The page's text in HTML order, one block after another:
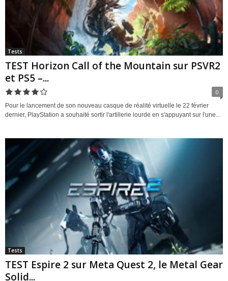
Tests
TEST Horizon Call of the Mountain sur PSVR2
et PS5 –...
0
Pour le lancement de son nouveau casque de réalité virtuelle le 22 février
dernier, PlayStation a souhaité sortir l'artillerie lourde en s'appuyant sur l'une...
Tests
TEST Espire 2 sur Meta Quest 2, le Metal Gear
Solid...